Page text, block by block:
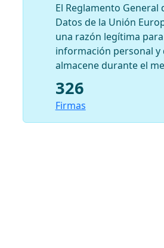
El Reglamento General
Datos de la Unión
una razón legítima
información personal
almacene durante el
326
Firmas